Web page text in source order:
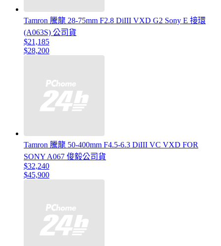
Tamron 騰龍 28-75mm F2.8 DiIII VXD G2 Sony E 接環
(A063S) 公司貨
$21,185
$28,200
Tamron 騰龍 50-400mm F4.5-6.3 DiIII VC VXD FOR
SONY A067 俊毅公司貨
$32,240
$45,900